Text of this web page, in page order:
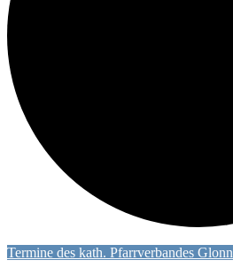
Termine des kath. Pfarrverbandes Glonn